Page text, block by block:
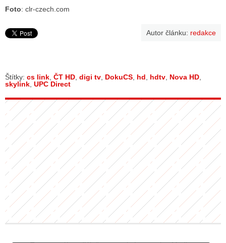
Foto: clr-czech.com
Autor článku: redakce
Štítky: cs link ČT HD digi tv DokuCS hd hdtv Nova HD
skylink UPC Direct